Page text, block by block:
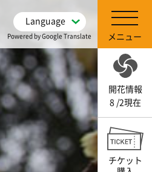
Language
Powered by Google Translate
開花情報
8 /2現在
チケット
メニュー